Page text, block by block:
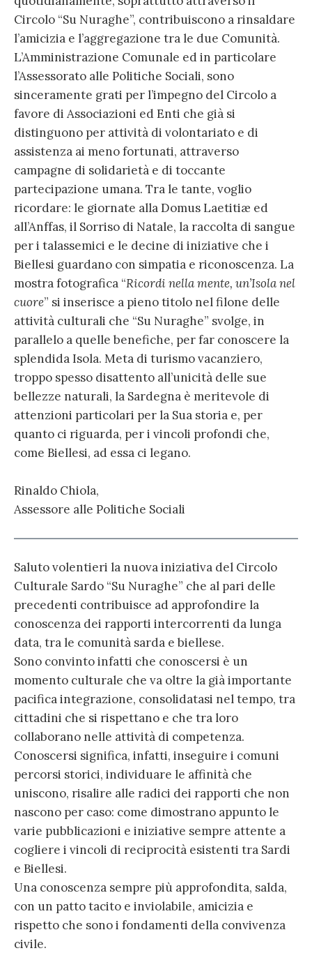
Circolo “Su Nuraghe”, contribuiscono a rinsaldare
l’amicizia e l’aggregazione tra le due Comunità.
L’Amministrazione Comunale ed in particolare
l’Assessorato alle Politiche Sociali, sono
sinceramente grati per l’impegno del Circolo a
favore di Associazioni ed Enti che già si
distinguono per attività di volontariato e di
assistenza ai meno fortunati, attraverso
campagne di solidarietà e di toccante
partecipazione umana. Tra le tante, voglio
ricordare: le giornate alla Domus Laetitiæ ed
all’Anffas, il Sorriso di Natale, la raccolta di sangue
per i talassemici e le decine di iniziative che i
Biellesi guardano con simpatia e riconoscenza. La
mostra fotografica “Ricordi nella mente, un’Isola nel
cuore” si inserisce a pieno titolo nel filone delle
attività culturali che “Su Nuraghe” svolge, in
parallelo a quelle benefiche, per far conoscere la
splendida Isola. Meta di turismo vacanziero,
troppo spesso disattento all’unicità delle sue
bellezze naturali, la Sardegna è meritevole di
attenzioni particolari per la Sua storia e, per
quanto ci riguarda, per i vincoli profondi che,
come Biellesi, ad essa ci legano.
Rinaldo Chiola,
Assessore alle Politiche Sociali
Saluto volentieri la nuova iniziativa del Circolo
Culturale Sardo “Su Nuraghe” che al pari delle
precedenti contribuisce ad approfondire la
conoscenza dei rapporti intercorrenti da lunga
data, tra le comunità sarda e biellese.
Sono convinto infatti che conoscersi è un
momento culturale che va oltre la già importante
pacifica integrazione, consolidatasi nel tempo, tra
cittadini che si rispettano e che tra loro
collaborano nelle attività di competenza.
Conoscersi significa, infatti, inseguire i comuni
percorsi storici, individuare le affinità che
uniscono, risalire alle radici dei rapporti che non
nascono per caso: come dimostrano appunto le
varie pubblicazioni e iniziative sempre attente a
cogliere i vincoli di reciprocità esistenti tra Sardi
e Biellesi.
Una conoscenza sempre più approfondita, salda,
con un patto tacito e inviolabile, amicizia e
rispetto che sono i fondamenti della convivenza
civile.